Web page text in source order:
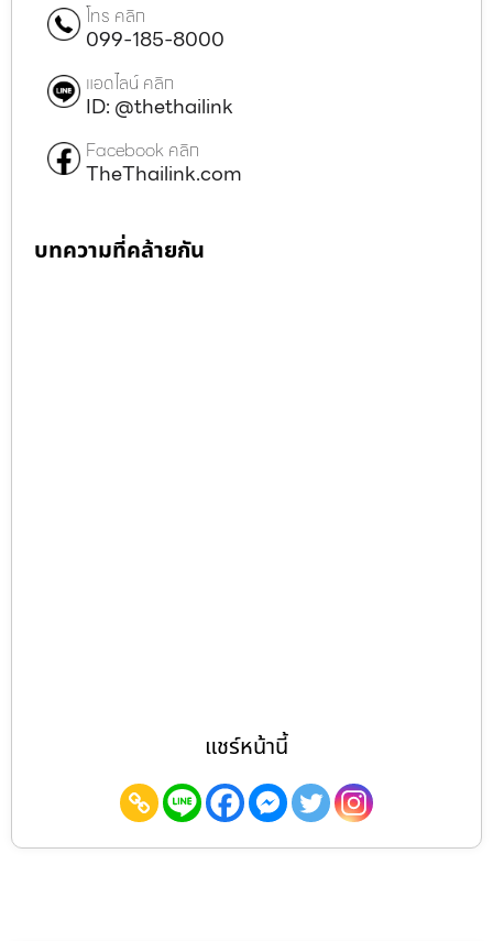
โทร คลิก
099-185-8000
แอดไลน์ คลิก
ID: @thethailink
Facebook คลิก
TheThailink.com
บทความที่คล้ายกัน
แชร์หน้านี้